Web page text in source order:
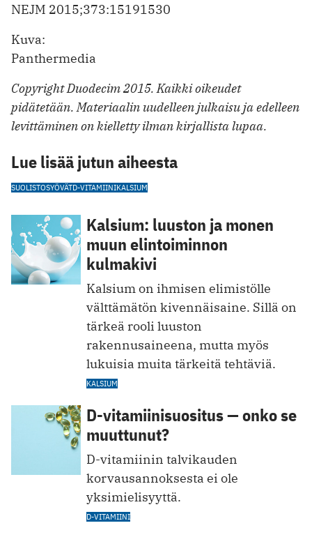
NEJM 2015;373:15191530
Kuva:
Panthermedia
Copyright Duodecim 2015. Kaikki oikeudet
pidätetään. Materiaalin uudelleen julkaisu ja edelleen
levittäminen on kielletty ilman kirjallista lupaa.
Lue lisää jutun aiheesta
SUOLISTOSYÖVÄTD-VITAMIINIKALSIUM
Kalsium: luuston ja monen
muun elintoiminnon
kulmakivi
Kalsium on ihmisen elimistölle
välttämätön kivennäisaine. Sillä on
tärkeä rooli luuston
rakennusaineena, mutta myös
lukuisia muita tärkeitä tehtäviä.
KALSIUM
D-vitamiinisuositus — onko se
muuttunut?
D-vitamiinin talvikauden
korvausannoksesta ei ole
yksimielisyyttä.
D-VITAMIINI